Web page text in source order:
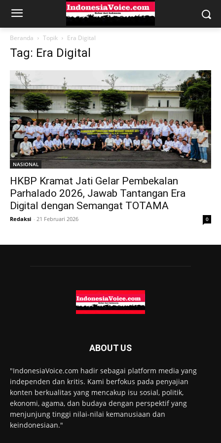
Beranda Topik Era Digital
Tag: Era Digital
NASIONAL
HKBP Kramat Jati Gelar Pembekalan
Parhalado 2026, Jawab Tantangan Era
Digital dengan Semangat TOTAMA
Redaksi - 21 Februari 2026 0
ABOUT US
"IndonesiaVoice.com hadir sebagai platform media yang
independen dan kritis. Kami berfokus pada penyajian
konten berkualitas yang mencakup isu sosial, politik,
ekonomi, agama, dan budaya dengan perspektif yang
menjunjung tinggi nilai-nilai kemanusiaan dan
keindonesiaan."